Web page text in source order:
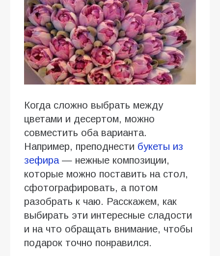
Когда сложно выбрать между
цветами и десертом, можно
совместить оба варианта.
Например, преподнести букеты из
зефира— нежные композиции,
которые можно поставить на стол,
сфотографировать, а потом
разобрать к чаю. Расскажем, как
выбирать эти интересные сладости
и на что обращать внимание, чтобы
подарок точно понравился.